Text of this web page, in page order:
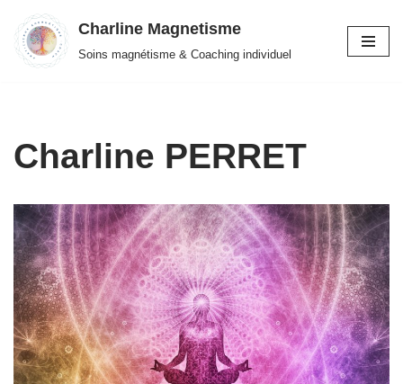
Aller
Charline Magnetisme
Soins magnétisme & Coaching individuel
Charline PERRET